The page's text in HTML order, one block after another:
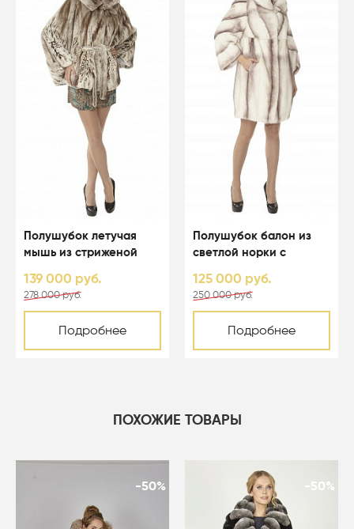
Полушубок летучая
мышь из стриженой
капюшоном - 01164
139 000 руб.
278 000 руб.
Подробнее
Полушубок балон из
светлой норки с
125 000 руб.
250 000 руб.
Подробнее
ПОХОЖИЕ ТОВАРЫ
-50% -50%